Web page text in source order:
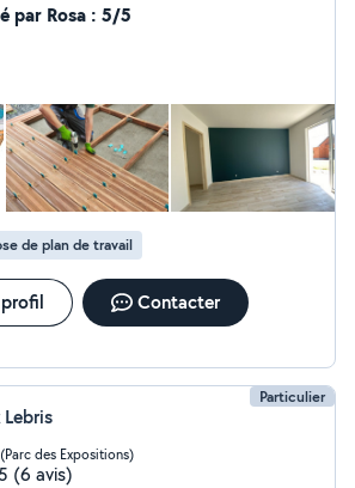
ou changement de radiateur
interrupteur. Fabrication de
connaissances
par Rosa : 5/5
de plan de travail
Contacter
Particulier
des Expositions)
(6 avis)